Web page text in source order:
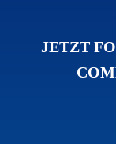
JETZT